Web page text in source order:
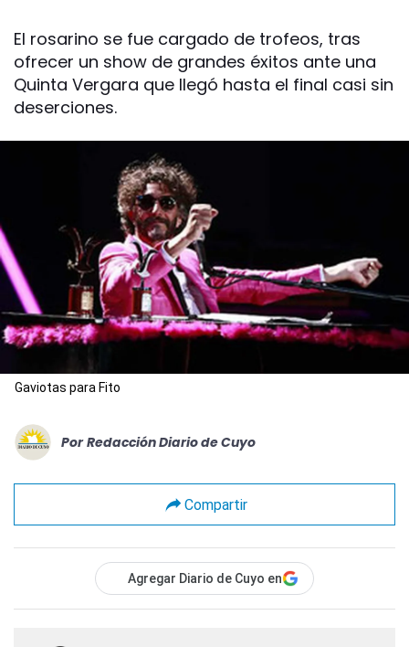
El rosarino se fue cargado de trofeos, tras
ofrecer un show de grandes éxitos ante una
Quinta Vergara que llegó hasta el final casi sin
deserciones.
Gaviotas para Fito
Por Redacción Diario de Cuyo
Compartir
Agregar Diario de Cuyo en